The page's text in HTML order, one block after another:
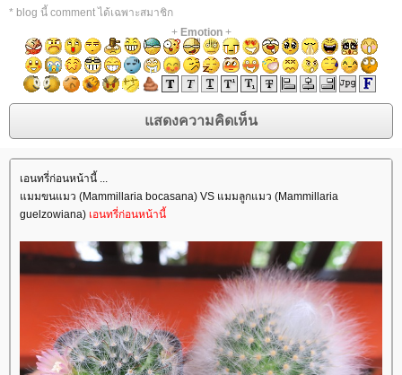
* blog นี้ comment ได้เฉพาะสมาชิก
+ Emotion+
เอนทรี่ก่อนหน้านี้ ...
มมขนแมว (Mammillaria bocasana) VS แมมลูกแมว (Mammillaria
guelzowiana) เอนทรี่ก่อนหน้านี้